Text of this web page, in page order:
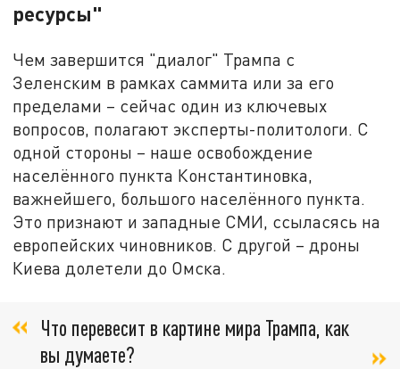
ресурсы"
Чем завершится "диалог" Трампа с
Зеленским в рамках саммита или за его
пределами – сейчас один из ключевых
вопросов, полагают эксперты-политологи. С
одной стороны – наше освобождение
населённого пункта Константиновка,
важнейшего, большого населённого пункта.
Это признают и западные СМИ, ссыласясь на
европейских чиновников. С другой – дроны
Киева долетели до Омска.
Что перевесит в картине мира Трампа, как
вы думаете?